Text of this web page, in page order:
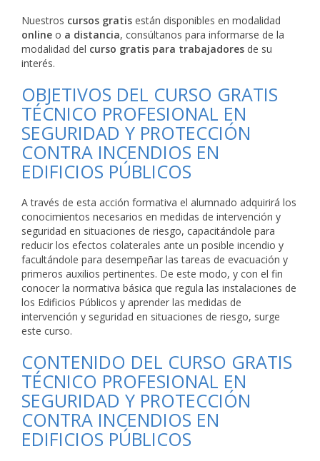
Nuestros cursos gratis están disponibles en modalidad
online o a distancia, consúltanos para informarse de la
modalidad del curso gratis para trabajadores de su
interés.
OBJETIVOS DEL CURSO GRATIS
TÉCNICO PROFESIONAL EN
SEGURIDAD Y PROTECCIÓN
CONTRA INCENDIOS EN
EDIFICIOS PÚBLICOS
A través de esta acción formativa el alumnado adquirirá los
conocimientos necesarios en medidas de intervención y
seguridad en situaciones de riesgo, capacitándole para
reducir los efectos colaterales ante un posible incendio y
facultándole para desempeñar las tareas de evacuación y
primeros auxilios pertinentes. De este modo, y con el fin
conocer la normativa básica que regula las instalaciones de
los Edificios Públicos y aprender las medidas de
intervención y seguridad en situaciones de riesgo, surge
este curso.
CONTENIDO DEL CURSO GRATIS
TÉCNICO PROFESIONAL EN
SEGURIDAD Y PROTECCIÓN
CONTRA INCENDIOS EN
EDIFICIOS PÚBLICOS